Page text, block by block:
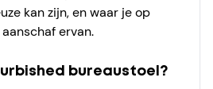
kan zijn, en waar je op
ervan.
bureaustoel?